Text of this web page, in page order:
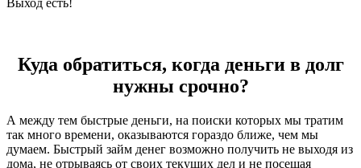
Куда обратиться, когда деньги в долг
нужны срочно?
А между тем быстрые деньги, на поиски которых мы тратим
так много времени, оказываются гораздо ближе, чем мы
думаем. Быстрый займ денег возможно получить не выходя из
дома, не отрываясь от своих текущих дел и не посещая